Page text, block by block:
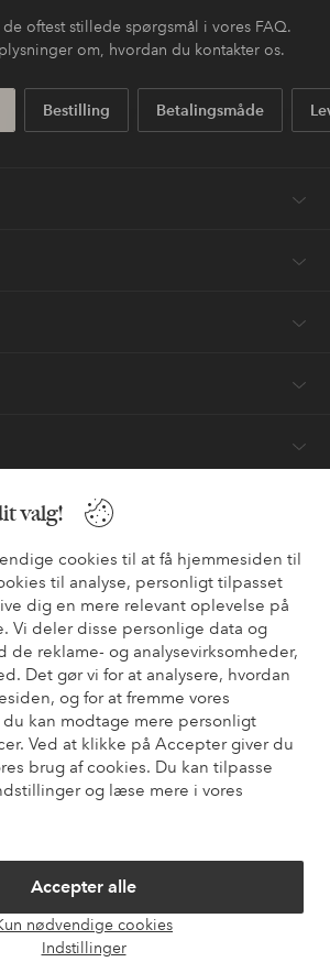
valg!
cookies til at få hjemmesiden til
til analyse, personligt tilpasset
dig en mere relevant oplevelse på
Vi deler disse personlige data og
de reklame- og analysevirksomheder,
Det gør vi for at analysere, hvordan
og for at fremme vores
du kan modtage mere personligt
Ved at klikke på Accepter giver du
brug af cookies. Du kan tilpasse
og læse mere i vores
Accepter alle
nødvendige cookies
Indstillinger
oftest stillede spørgsmål i vores FAQ.
om, hvordan du kontakter os.
Bestilling Betalingsmåde
om vores betalingsmuligheder?
elpy
Danmark - Vælg land
Instagram Pinterest Youtube